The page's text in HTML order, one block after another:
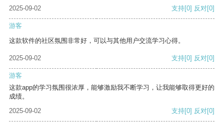
2025-09-02 支持[0] 反对[0]
游客
这款软件的社区氛围非常好，可以与其他用户交流学习心得。
2025-09-02 支持[0] 反对[0]
游客
这款app的学习氛围很浓厚，能够激励我不断学习，让我能够取得更好的
成绩。
2025-09-02
支持[0] 反对[0]